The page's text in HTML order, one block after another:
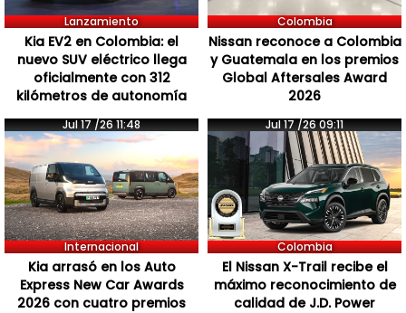
Lanzamiento
Kia EV2 en Colombia: el
nuevo SUV eléctrico llega
oficialmente con 312
kilómetros de autonomía
Colombia
Nissan reconoce a Colombia
y Guatemala en los premios
Global Aftersales Award
2026
Jul 17 /26 11:48
Internacional
Kia arrasó en los Auto
Express New Car Awards
2026 con cuatro premios
Jul 17 /26 09:11
Colombia
El Nissan X-Trail recibe el
máximo reconocimiento de
calidad de J.D. Power